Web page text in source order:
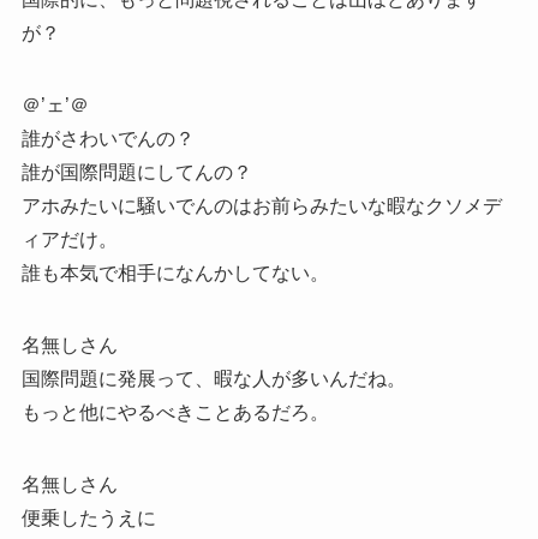
が？
＠’ェ’＠
誰がさわいでんの？
誰が国際問題にしてんの？
アホみたいに騒いでんのはお前らみたいな暇なクソメデ
ィアだけ。
誰も本気で相手になんかしてない。
名無しさん
国際問題に発展って、暇な人が多いんだね。
もっと他にやるべきことあるだろ。
名無しさん
便乗したうえに